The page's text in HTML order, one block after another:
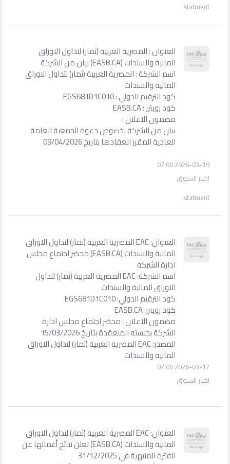
statment
العنوان : المصرية العربية (ثمار) لتداول الاوراق
المالية والسندات (EASB.CA) بيان من الشركة
اسم الشركة : المصرية العربية (ثمار) لتداول الاوراق
المالية والسندات
كود الترقيم الدولي : EGS681D1C010
كود رويترز : EASB.CA
مضمون الاعلان :
بيان من الشركة بخصوص دعوة الجمعية العامة
العادية المقرر انعقادها بتاريخ 09/04/2026
2026-03-19 07:00
اخبار السوق
statment
العنوان: EAC المصرية العربية (ثمار) لتداول الاوراق
المالية والسندات (EASB.CA) محضر اجتماع مجلس
ادارة الشركة
اسم الشركة: EAC المصرية العربية (ثمار) لتداول
الاوراق المالية والسندات
كود الترقيم الدولي: EGS681D1C010
كود رويترز: EASB.CA
مضمون الاعلان : محضر اجتماع مجلس ادارة
الشركة بجلسته المنعقدة بتاريخ 15/03/2026
المصدر: EAC المصرية العربية (ثمار) لتداول الاوراق
المالية والسندات
2026-03-17 07:00
اخبار السوق
العنوان: EAC المصرية العربية (ثمار) لتداول الاوراق
المالية والسندات (EASB.CA) تعلن نتائج أعمالها عن
الفترة المنتهية في 31/12/2025